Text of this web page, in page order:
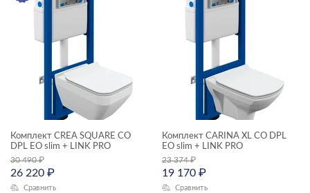
CARINA
CITY
CREA
AQUA
Комплект CREA SQUARE CO
DPL EO slim + LINK PRO
30 490₽
26 220 ₽
Сравнить
Комплект CARINA XL CO DPL
EO slim + LINK PRO
23 374₽
19 170 ₽
Сравнить